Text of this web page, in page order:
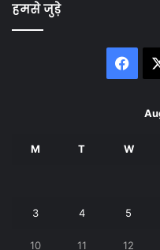
हमसे जुड़े
M T W
3 4 5
10 11 12